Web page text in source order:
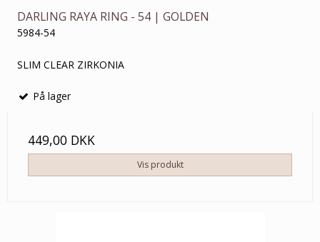
DARLING RAYA RING - 54 | GOLDEN
5984-54
SLIM CLEAR ZIRKONIA
På lager
449,00 DKK
Vis produkt